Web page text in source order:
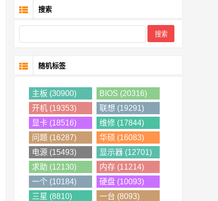
搜索
随机标签
主板 (30900)
BIOS (20316)
开机 (19353)
联想 (19291)
显卡 (18516)
维修 (17844)
问题 (16287)
华硕 (16083)
电源 (15493)
显示器 (12701)
求助 (12130)
内存 (11214)
一个 (10184)
硬盘 (10093)
三星 (8810)
一台 (8093)